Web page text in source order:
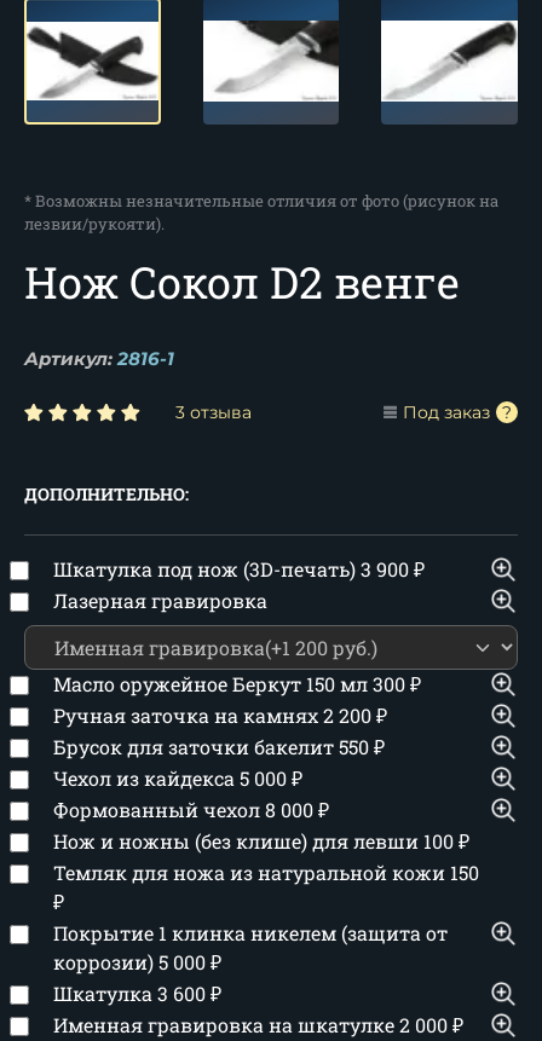
* Возможны незначительные отличия от фото (рисунок на
лезвии/рукояти).
Нож Сокол D2 венге
Артикул: 2816-1
3 отзыва Под заказ
ДОПОЛНИТЕЛЬНО:
Шкатулка под нож (3D-печать)3 900₽
Лазерная гравировка
Масло оружейное Беркут 150 мл300₽
Ручная заточка на камнях2 200₽
Брусок для заточки бакелит550₽
Чехол из кайдекса 5 000₽
Формованный чехол8 000₽
Нож и ножны (без клише) для левши 100₽
Темляк для ножа из натуральной кожи 150
₽
Покрытие 1 клинка никелем (защита от
коррозии)5 000₽
Шкатулка 3 600₽
Именная гравировка на шкатулке2 000₽